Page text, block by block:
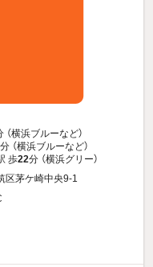
（横浜ブルーなど）
分 （横浜ブルーなど）
歩22分 （横浜グリー）
区茅ケ崎中央9-1